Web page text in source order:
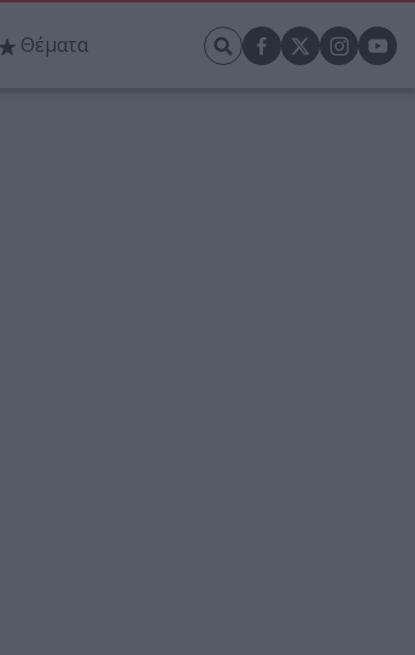
Θέματα